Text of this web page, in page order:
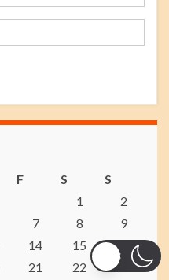
F S
S
1
2
7 8
9
14 15
16
21 22 23